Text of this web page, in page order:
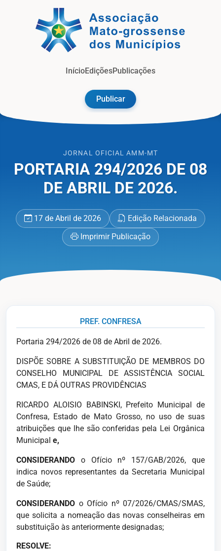
InícioEdiçõesPublicações
Publicar
JORNAL OFICIAL AMM-MT
PORTARIA 294/2026 DE 08
DE ABRIL DE 2026.
17 de Abril de 2026
Edição Relacionada
Imprimir Publicação
PREF. CONFRESA
Portaria 294/2026 de 08 de Abril de 2026.
DISPÕE SOBRE A SUBSTITUIÇÃO DE MEMBROS DO
CONSELHO MUNICIPAL DE ASSISTÊNCIA SOCIAL
CMAS, E DÁ OUTRAS PROVIDÊNCIAS
RICARDO ALOISIO BABINSKI, Prefeito Municipal de
Confresa, Estado de Mato Grosso, no uso de suas
atribuições que lhe são conferidas pela Lei Orgânica
Municipal e,
CONSIDERANDO o Ofício nº 157/GAB/2026, que
indica novos representantes da Secretaria Municipal
de Saúde;
CONSIDERANDO o Ofício nº 07/2026/CMAS/SMAS,
que solicita a nomeação das novas conselheiras em
substituição às anteriormente designadas;
RESOLVE: